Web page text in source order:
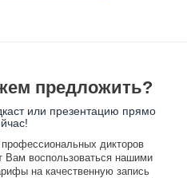
предложить?
или презентацию прямо
дикторов
Вам воспользоваться нашими
на качественную запись